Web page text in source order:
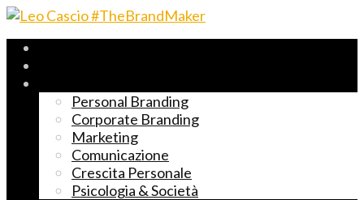
Personal Branding
Corporate Branding
Marketing
Comunicazione
Crescita Personale
Psicologia & Società